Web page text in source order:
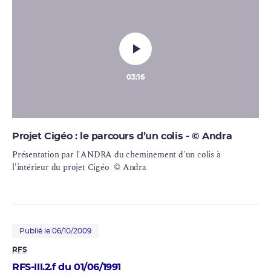
03:16
Projet Cigéo : le parcours d’un colis - © Andra
Présentation par l'ANDRA du cheminement d'un colis à
l'intérieur du projet Cigéo © Andra
Publié le 06/10/2009
RFS
RFS-III.2.f du 01/06/1991